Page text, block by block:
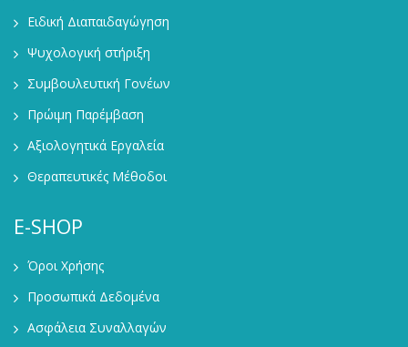
Ειδική Διαπαιδαγώγηση
Ψυχολογική στήριξη
Συμβουλευτική Γονέων
Πρώιμη Παρέμβαση
Αξιολογητικά Εργαλεία
Θεραπευτικές Μέθοδοι
E-SHOP
Όροι Χρήσης
Προσωπικά Δεδομένα
Ασφάλεια Συναλλαγών